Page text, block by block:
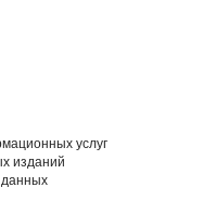
услуг
изданий
данных